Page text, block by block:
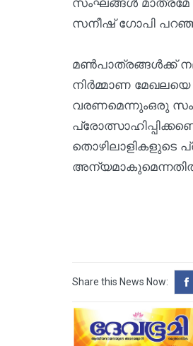
സംഘങ്ങൾ മാത്രമേ
സനീഷ് ഗോപി
മൺപാത്രങ്ങൾക്ക്
നിർമ്മാണ
വരണമെന്നുംഒരു
തൊഴിലാളികളുടെ
Share this News Now: